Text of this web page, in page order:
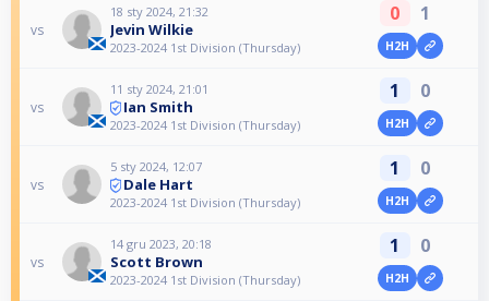
vs
18 sty 2024, 21:32
Jevin Wilkie
2023-2024 1st Division (Thursday)
0 1
H2H
vs
11 sty 2024, 21:01
Ian Smith
2023-2024 1st Division (Thursday)
1 0
H2H
vs
5 sty 2024, 12:07
Dale Hart
2023-2024 1st Division (Thursday)
1 0
H2H
vs
14 gru 2023, 20:18
Scott Brown
2023-2024 1st Division (Thursday)
1 0
H2H